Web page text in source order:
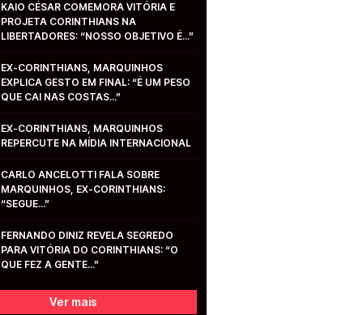
KAIO CÉSAR COMEMORA VITÓRIA E
PROJETA CORINTHIANS NA
LIBERTADORES: “NOSSO OBJETIVO É...”
EX-CORINTHIANS, MARQUINHOS
EXPLICA GESTO EM FINAL: “É UM PESO
QUE CAI NAS COSTAS...”
EX-CORINTHIANS, MARQUINHOS
REPERCUTE NA MÍDIA INTERNACIONAL
CARLO ANCELOTTI FALA SOBRE
MARQUINHOS, EX-CORINTHIANS:
“SEGUE...”
FERNANDO DINIZ REVELA SEGREDO
PARA VITÓRIA DO CORINTHIANS: “O
QUE FEZ A GENTE...”
Ver mais